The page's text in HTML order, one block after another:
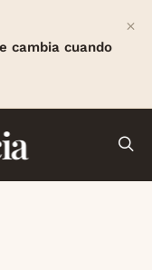
cambia cuando
×